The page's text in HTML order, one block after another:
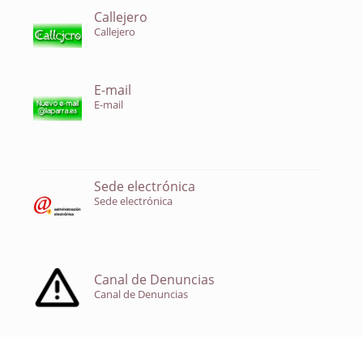
Callejero
Callejero
E-mail
E-mail
Sede electrónica
Sede electrónica
Canal de Denuncias
Canal de Denuncias